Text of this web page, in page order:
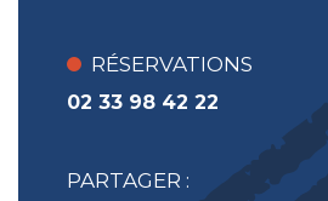
RÉSERVATIONS
02 33 98 42 22
PARTAGER :